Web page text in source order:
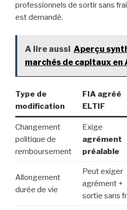
professionnels de sortir sans
est demandé.
A lire aussi Aperçu
marchés de capitaux
Type de
modification
FIA agréé
ELTIF
Changement
politique de
remboursement
Exige
agrément
préalable
Allongement
durée de vie
Peut exiger
agrément +
sortie sans